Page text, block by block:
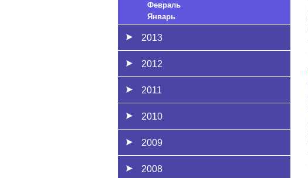
Февраль
Январь
2013
2012
2011
2010
2009
2008